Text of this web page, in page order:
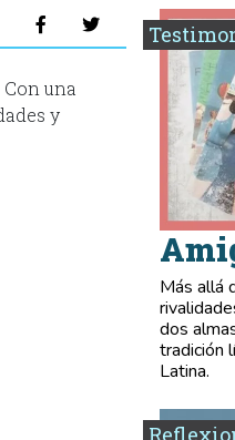
una
y
Más allá
dos
tradición
Latina.